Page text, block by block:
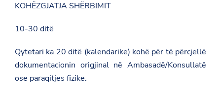
KOHËZGJATJA SHËRBIMIT
10-30 ditë
Qytetari ka 20 ditë (kalendarike) kohë për të përcjellë
dokumentacionin origjinal në Ambasadë/Konsullatë
ose paraqitjes fizike.